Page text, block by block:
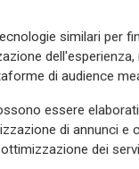
similari per
di audience
essere
di annunci e
dei